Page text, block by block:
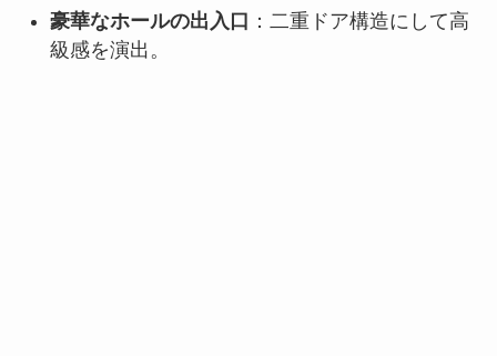
豪華なホールの出入口 ：二重ドア構造にして高
級感を演出。